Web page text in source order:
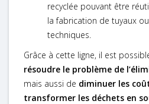
recyclée pouvant être
la fabrication de tuyaux
techniques.
Grâce à cette ligne, il est
résoudre le problème de
mais aussi de diminuer les
transformer les déchets en